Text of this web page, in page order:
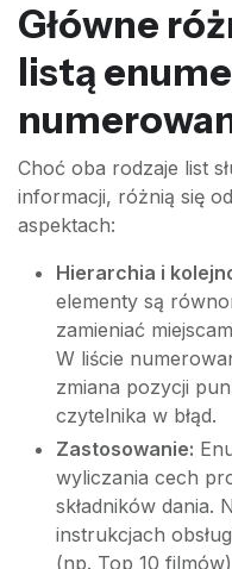
Główne
listą
Choć oba rodzaje list
informacji, różnią się
aspektach:
Hierarchia i
elementy są
zamieniać
W liście
zmiana pozycji
czytelnika w błąd.
Zastosowanie:
wyliczania cech
składników dania.
instrukcjach
(np. Top 10